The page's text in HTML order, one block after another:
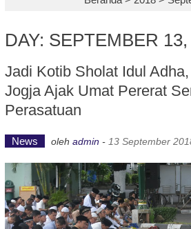
DAY: SEPTEMBER
Jadi Kotib Sholat Idul
Jogja Ajak Umat Pererat
Perasatuan
News oleh admin - 13 September